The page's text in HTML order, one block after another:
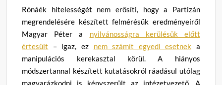
Rónáék hitelességét nem erősíti, hogy a Partizán
megrendelésére készített felmérésük eredményeiről
Magyar Péter a nyilvánosságra kerülésük előtt
értesült – igaz, ez nem számít egyedi esetnek a
manipulációs kerekasztal körül. A hiányos
módszertannal készített kutatásokról ráadásul utólag
magyarázkodni is kényszerült az intézetvezető. A